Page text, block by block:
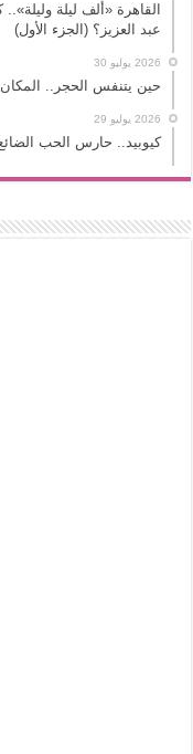
القاهرة «ألف ليلة
عبد العزيز؟ (الجزء الأول)
2026 يوليو 30
حين يتنفس الحجر..
2026 يوليو 29
كيوبيد.. حارس الحب